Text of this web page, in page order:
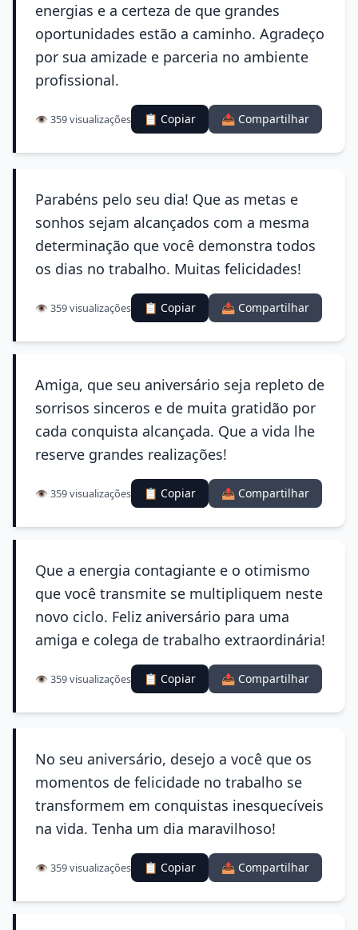
energias e a certeza de que grandes
oportunidades estão a caminho. Agradeço
por sua amizade e parceria no ambiente
profissional.
👁️ 359 visualizações 📋 Copiar 📤 Compartilhar
Parabéns pelo seu dia! Que as metas e
sonhos sejam alcançados com a mesma
determinação que você demonstra todos
os dias no trabalho. Muitas felicidades!
👁️ 359 visualizações 📋 Copiar 📤 Compartilhar
Amiga, que seu aniversário seja repleto de
sorrisos sinceros e de muita gratidão por
cada conquista alcançada. Que a vida lhe
reserve grandes realizações!
👁️ 359 visualizações 📋 Copiar 📤 Compartilhar
Que a energia contagiante e o otimismo
que você transmite se multipliquem neste
novo ciclo. Feliz aniversário para uma
amiga e colega de trabalho extraordinária!
👁️ 359 visualizações 📋 Copiar 📤 Compartilhar
No seu aniversário, desejo a você que os
momentos de felicidade no trabalho se
transformem em conquistas inesquecíveis
na vida. Tenha um dia maravilhoso!
👁️ 359 visualizações 📋 Copiar 📤 Compartilhar